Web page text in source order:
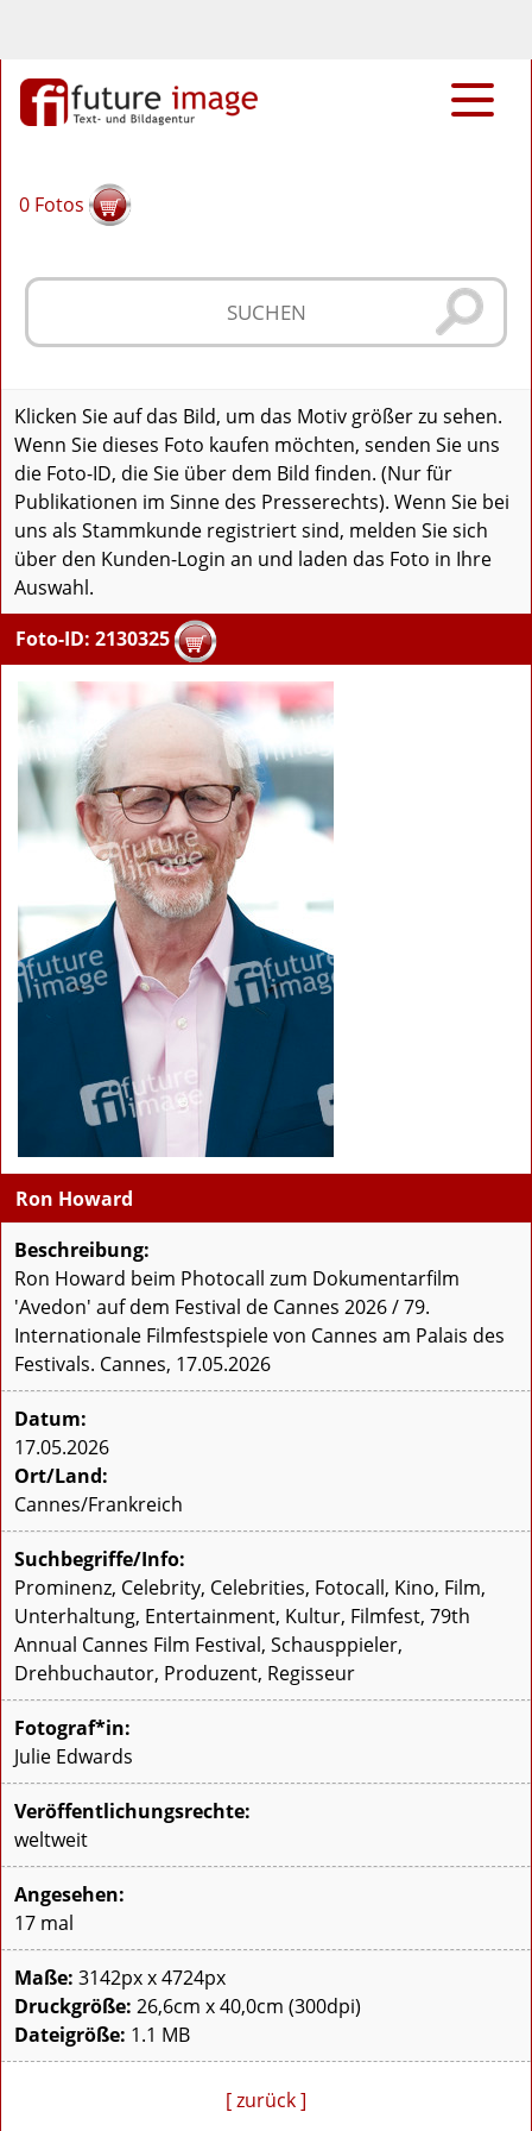
0 Fotos
Klicken Sie auf das Bild, um das Motiv größer zu sehen.
Wenn Sie dieses Foto kaufen möchten, senden Sie uns
die Foto-ID, die Sie über dem Bild finden. (Nur für
Publikationen im Sinne des Presserechts). Wenn Sie bei
uns als Stammkunde registriert sind, melden Sie sich
über den Kunden-Login an und laden das Foto in Ihre
Auswahl.
Foto-ID: 2130325
Ron Howard
Beschreibung:
Ron Howard beim Photocall zum Dokumentarfilm
'Avedon' auf dem Festival de Cannes 2026 / 79.
Internationale Filmfestspiele von Cannes am Palais des
Festivals. Cannes, 17.05.2026
Datum:
17.05.2026
Ort/Land:
Cannes/Frankreich
Suchbegriffe/Info:
Prominenz, Celebrity, Celebrities, Fotocall, Kino, Film,
Unterhaltung, Entertainment, Kultur, Filmfest, 79th
Annual Cannes Film Festival, Schausppieler,
Drehbuchautor, Produzent, Regisseur
Fotograf*in:
Julie Edwards
Veröffentlichungsrechte:
weltweit
Angesehen:
17 mal
Maße: 3142px x 4724px
Druckgröße: 26,6cm x 40,0cm (300dpi)
Dateigröße: 1.1 MB
[ zurück ]